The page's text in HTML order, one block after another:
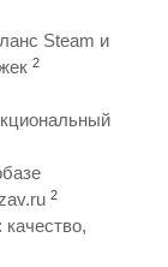
Steam и
2
2